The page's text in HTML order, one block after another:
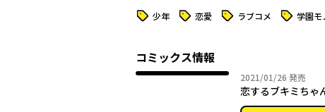
タグ 少年 タグ 恋愛 タグ ラブコメ タグ 学園モ
コミックス情報
2021/01/26 2021年01
発売
恋するブキミちゃ